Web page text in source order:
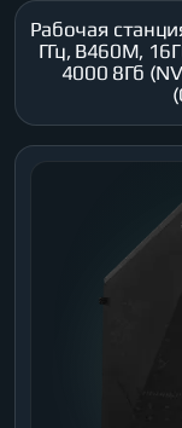
Рабочая
ГГц, B460M,
4000 8Гб